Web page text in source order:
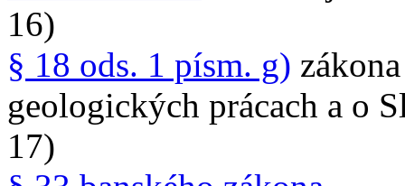
16)
§ 18 ods. 1 písm. g)
geologických prácach a o
17)